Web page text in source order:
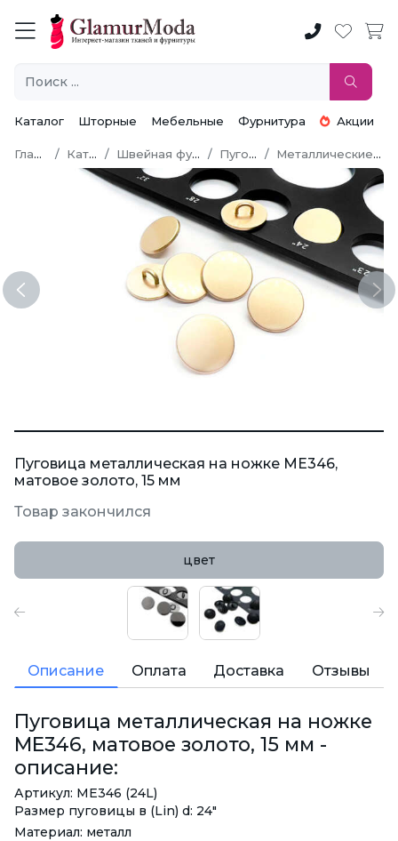
Каталог Шторные Мебельные Фурнитура Акции
Главная Каталог Швейная фурнитура Пуговицы Металлические пуговицы
Previous
Пуговица металлическая на ножке ME346,
матовое золото, 15 мм
Товар закончился
цвет
Описание Оплата Доставка Отзывы
Пуговица металлическая на ножке
ME346, матовое золото, 15 мм -
описание:
Артикул: ME346 (24L)
Размер пуговицы в (Lin) d: 24"
Материал: металл